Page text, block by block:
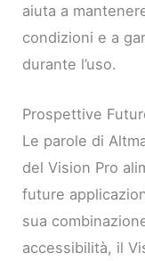
aiuta a
condizioni e a
durante l’uso.
Prospettive
Le parole di
del Vision Pro
future
sua
accessibilità, il